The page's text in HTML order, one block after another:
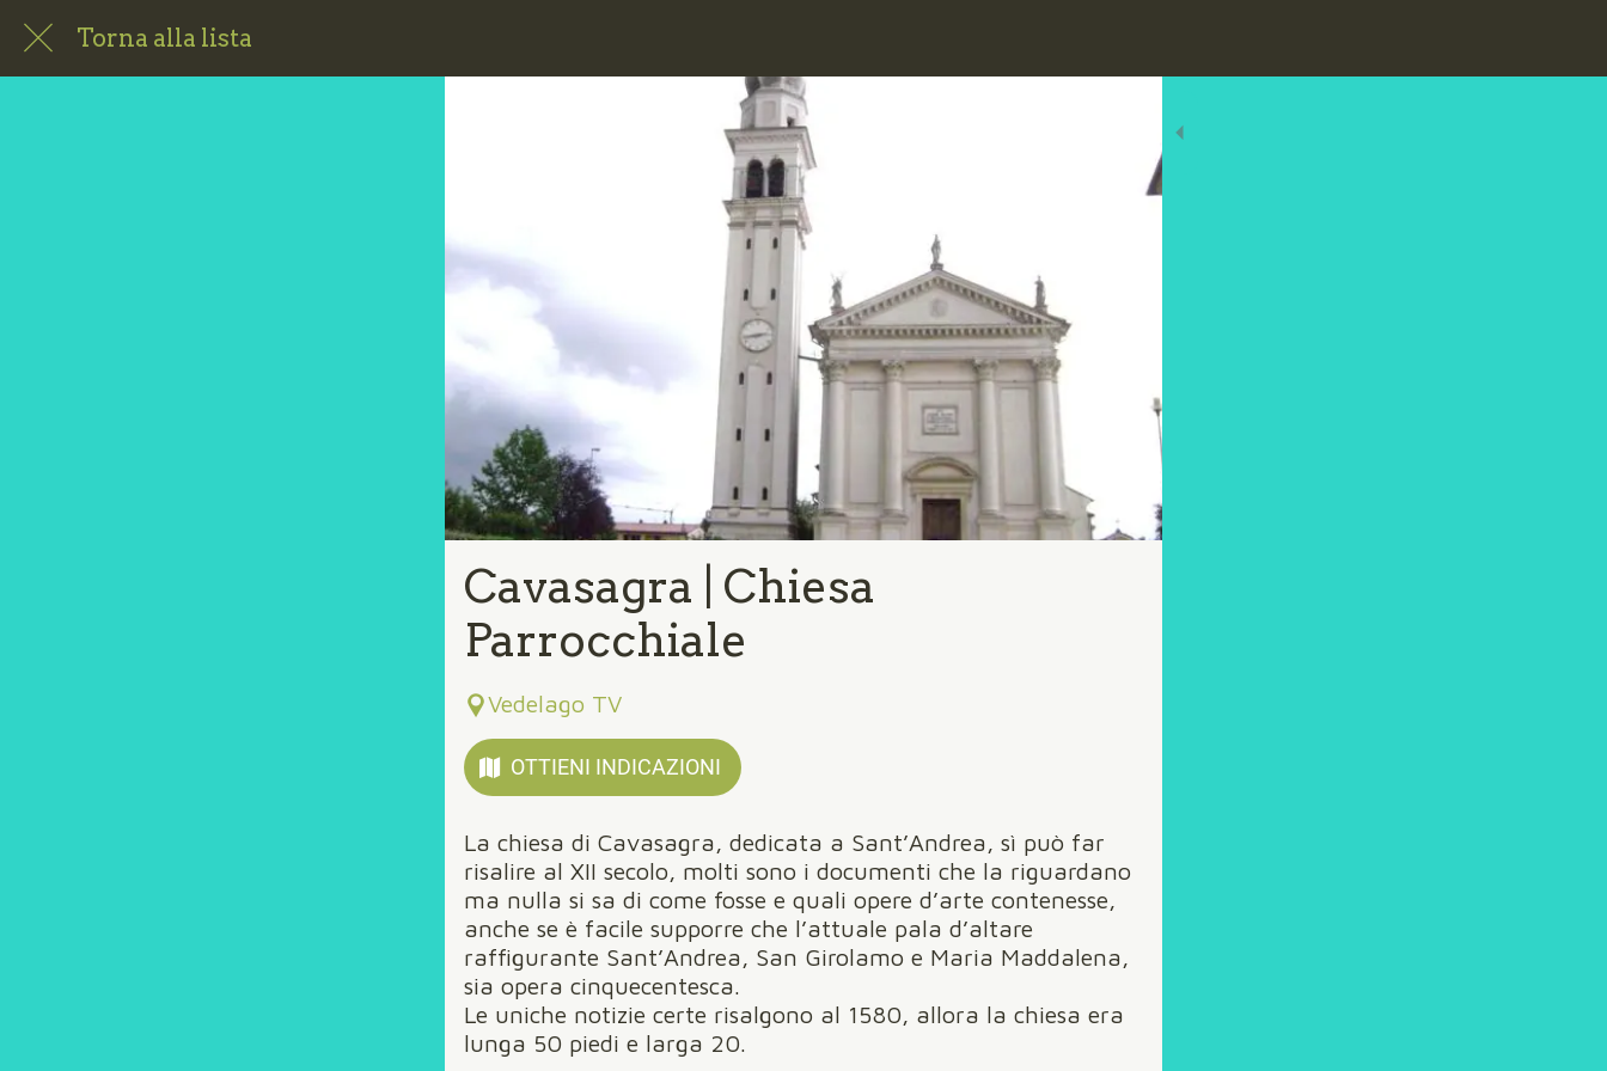
Torna alla lista
Cavasagra | Chiesa
Parrocchiale
Vedelago TV
OTTIENI INDICAZIONI
La chiesa di Cavasagra, dedicata a Sant’Andrea, sì può far
risalire al XII secolo, molti sono i documenti che la riguardano
ma nulla si sa di come fosse e quali opere d’arte contenesse,
anche se è facile supporre che l’attuale pala d’altare
raffigurante Sant’Andrea, San Girolamo e Maria Maddalena,
sia opera cinquecentesca.
Le uniche notizie certe risalgono al 1580, allora la chiesa era
lunga 50 piedi e larga 20.